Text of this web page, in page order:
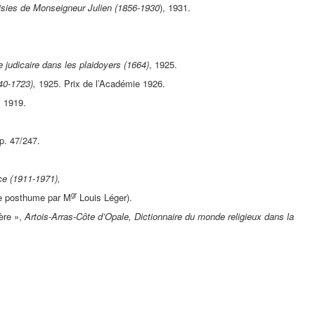
de Monseigneur Julien (1856-1930), 1931.
judicaire dans les plaidoyers (1664), 1925.
1723), 1925. Prix de l’Académie 1926.
1919.
47/247.
(1911-1971),
posthume par Mgr Louis Léger).
», Artois-Arras-Côte d’Opale, Dictionnaire du monde religieux dans la